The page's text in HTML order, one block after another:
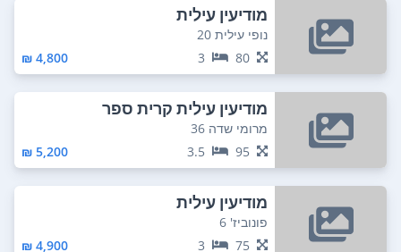
מודיעין עילית
נופי עילית 20
80
3
4,800 ₪
מודיעין עילית קרית ספר
מרומי שדה 36
95
3.5
5,200 ₪
מודיעין עילית
פונוביז' 6
75
3
4,900 ₪